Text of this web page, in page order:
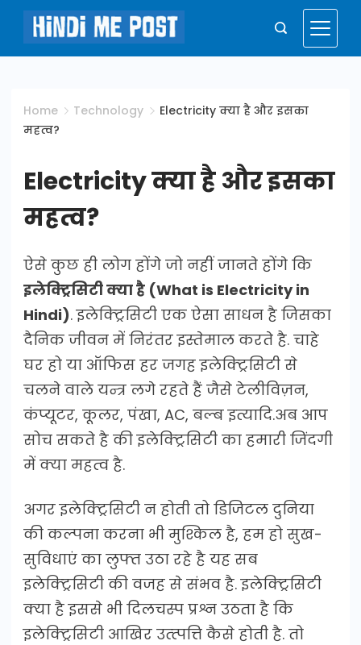
Skip
content
Hindi
Me
Post
Home Technology
Electricity क्या है और इसका
महत्व?
Electricity क्या है और इसका
महत्व?
ऐसे कुछ ही लोग होंगे जो नहीं जानते होंगे कि
इलेक्ट्रिसिटी क्या है (What is Electricity in
Hindi). इलेक्ट्रिसिटी एक ऐसा साधन है जिसका
दैनिक जीवन में निरंतर इस्तेमाल करते है. चाहे
घर हो या ऑफिस हर जगह इलेक्ट्रिसिटी से
चलने वाले यन्त्र लगे रहते हैं जैसे टेलीविज़न,
कंप्यूटर, कूलर, पंखा, AC, बल्ब इत्यादि.अब आप
सोच सकते है की इलेक्ट्रिसिटी का हमारी जिंदगी
में क्या महत्व है.
अगर इलेक्ट्रिसिटी न होती तो डिजिटल दुनिया
की कल्पना करना भी मुश्किल है, हम हो सुख-
सुविधाएं का लुफ्त उठा रहे है यह सब
इलेक्ट्रिसिटी की वजह से संभव है. इलेक्ट्रिसिटी
क्या है इससे भी दिलचस्प प्रश्न उठता है कि
इलेक्ट्रिसिटी आखिर उत्त्पत्ति कैसे होती है. तो